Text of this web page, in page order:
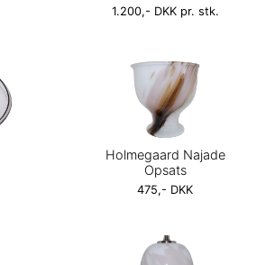
1.200,- DKK pr. stk.
Holmegaard Najade
Opsats
475,- DKK